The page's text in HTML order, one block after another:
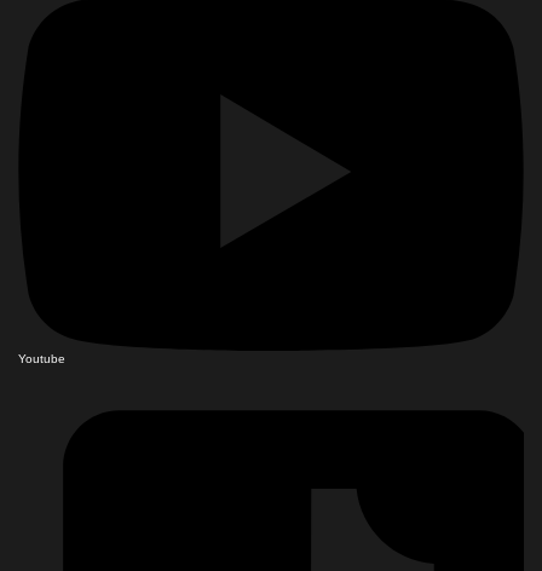
Youtube